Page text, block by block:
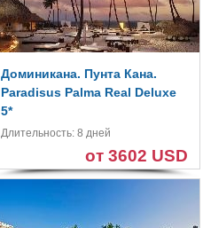
Доминикана. Пунта Кана.
Paradisus Palma Real Deluxe
5*
Длительность: 8 дней
от 3602 USD